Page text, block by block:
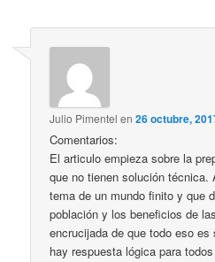
Julio Pimentel en26 octubre,
Comentarios:
El articulo empieza sobre la
que no tienen solución técnica.
tema de un mundo finito y que
población y los beneficios de
encrucijada de que todo eso
hay respuesta lógica para